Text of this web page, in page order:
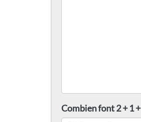
Combien font 2 + 1